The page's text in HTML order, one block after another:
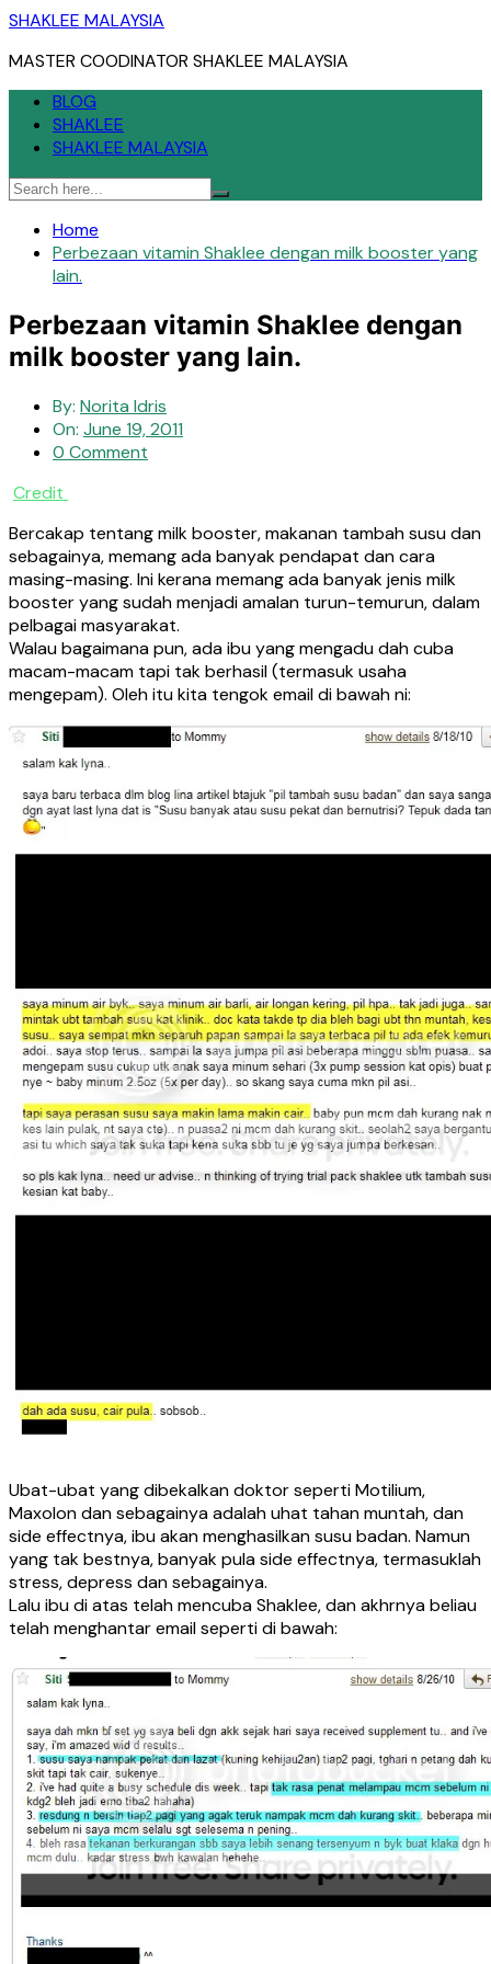
Skip
content
SHAKLEE MALAYSIA
MASTER COODINATOR SHAKLEE MALAYSIA
BLOG
SHAKLEE
SHAKLEE MALAYSIA
Home
Perbezaan vitamin Shaklee dengan milk booster yang
lain.
Perbezaan vitamin Shaklee dengan
milk booster yang lain.
By: Norita Idris
On: June 19, 2011
0 Comment
Credit
Bercakap tentang milk booster, makanan tambah susu dan
sebagainya, memang ada banyak pendapat dan cara
masing-masing. Ini kerana memang ada banyak jenis milk
booster yang sudah menjadi amalan turun-temurun, dalam
pelbagai masyarakat.
Walau bagaimana pun, ada ibu yang mengadu dah cuba
macam-macam tapi tak berhasil (termasuk usaha
mengepam). Oleh itu kita tengok email di bawah ni:
Ubat-ubat yang dibekalkan doktor seperti Motilium,
Maxolon dan sebagainya adalah uhat tahan muntah, dan
side effectnya, ibu akan menghasilkan susu badan. Namun
yang tak bestnya, banyak pula side effectnya, termasuklah
stress, depress dan sebagainya.
Lalu ibu di atas telah mencuba Shaklee, dan akhrnya beliau
telah menghantar email seperti di bawah: